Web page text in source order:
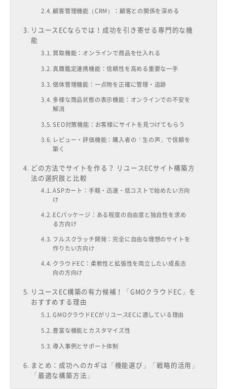
顧客管理機能（CRM）：顧客との関係を深める
リユースECならでは！成功を引き寄せる専門的な機
能
買取機能：オンラインで商品を仕入れる
真贋鑑定連携機能：信頼性を高める重要な一手
個体管理機能：一点物を正確に管理・追跡
多様な商品状態の表示機能：オンラインでの不安を
解消
SEO対策機能：お客様にサイトを見つけてもらう
レビュー・評価機能：購入者の「生の声」で信頼を
築く
どの方法でサイトを作る？ リユースECサイト構築方
法の選択肢と比較
ASPカート：手軽・迅速・低コストで始めたい方向
け
ECパッケージ：ある程度の自由度と独自性を求め
る方向け
フルスクラッチ開発：完全に自由な理想のサイトを
作りたい方向け
クラウドEC：柔軟性と拡張性を両立したい成長志
向の方向け
リユースEC構築の有力候補！「GMOクラウドEC」を
おすすめする理由
GMOクラウドECがリユースECに適している理由
豊富な機能とカスタマイズ性
導入事例とサポート体制
まとめ：成功へのカギは「機能選び」「戦略的活用」
「最適な構築方法」